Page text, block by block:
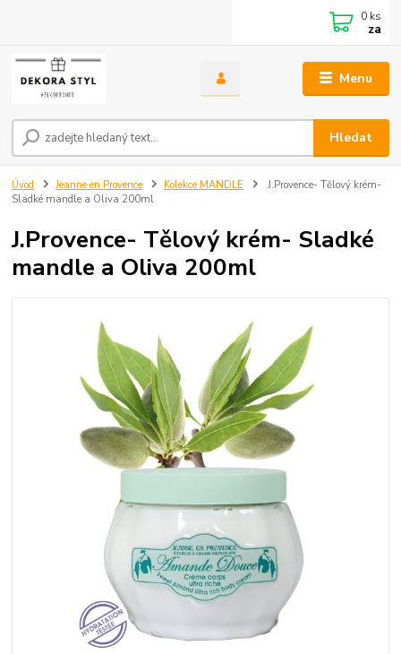
Menu
Hledat
0 ks
za
Úvod Jeanne en Provence Kolekce MANDLE
J.Provence- Tělový krém-
Sladké mandle a Oliva 200ml
J.Provence- Tělový krém- Sladké
mandle a Oliva 200ml